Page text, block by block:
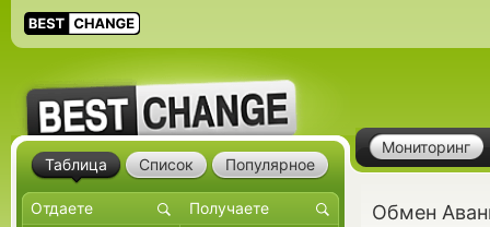
Мониторинг
Обмен
Таблица Список Популярное